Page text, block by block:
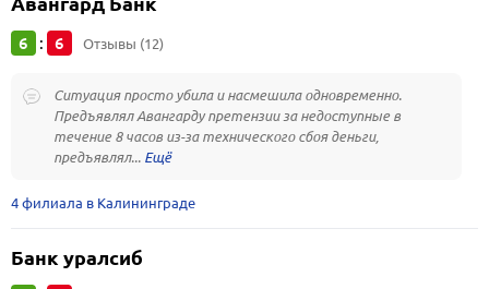
6 : 6 Отзывы (12)
Ситуация просто убила и насмешила одновременно.
Предъявлял Авангарду претензии за недоступные в
течение 8 часов из-за технического сбоя деньги,
предъявлял...
4 филиала в Калининграде
Банк уралсиб